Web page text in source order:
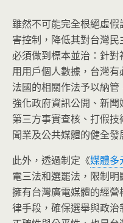
雖然不可能完全根絕虛
害控制，降低其對台灣
必須做到標本並治：針
用用戶個人數據，台灣
法國的相關作法予以納
強化政府資訊公開、新聞
第三方事實查核、打假
聞業及公共媒體的健全發
此外，透過制定《媒體多
電三法和選罷法，限制
擁有台灣廣電媒體的經
律手段，確保選舉與政